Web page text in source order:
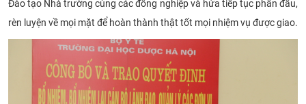
Đào tạo Nhà trường cùng các đồng nghiệp và hứa tiếp tục phấn đấu,
rèn luyện về mọi mặt để hoàn thành thật tốt mọi nhiệm vụ đượcgiao.​